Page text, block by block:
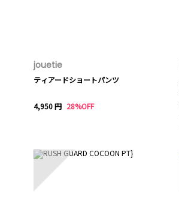
jouetie
ティアードショートパンツ
4,950 円 28%OFF